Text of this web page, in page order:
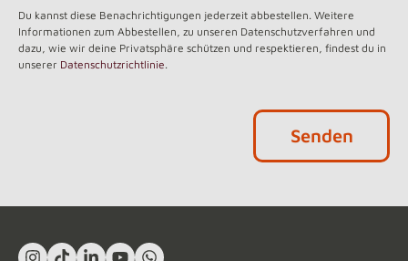
Du kannst diese Benachrichtigungen jederzeit abbestellen. Weitere
Informationen zum Abbestellen, zu unseren Datenschutzverfahren und
dazu, wie wir deine Privatsphäre schützen und respektieren, findest du in
unserer Datenschutzrichtlinie.